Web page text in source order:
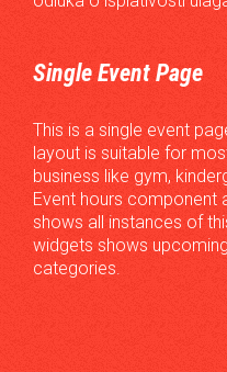
Single Event Page
This is a single event
layout is suitable for
business like gym,
Event hours
shows all instances of
widgets shows
categories.